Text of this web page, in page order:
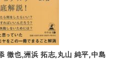
徹也,洲浜 拓志,丸山 純平,中島